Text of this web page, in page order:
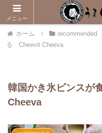
メニ
ホーム recommended
る Cheevit Cheeva
韓国かき氷ピンス
Cheeva
メニュー